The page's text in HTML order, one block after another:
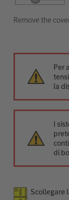
Remove the
Per
la
I
di
Scollegare